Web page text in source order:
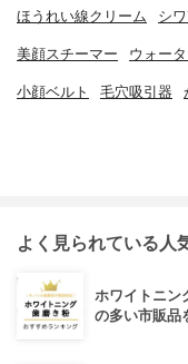
ほうれい線クリーム シ
美顔スチーマー ウォー
小顔ベルト 毛穴吸引器
よく見られている人
ホワイトニン
の多い市販品